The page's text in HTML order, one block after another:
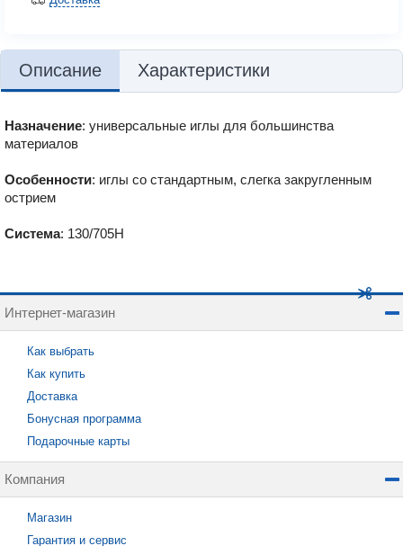
Описание Характеристики
Назначение: универсальные иглы для большинства
материалов
Особенности: иглы со стандартным, слегка закругленным
острием
Система: 130/705H
Интернет-магазин
Как выбрать
Как купить
Доставка
Бонусная программа
Подарочные карты
Компания
Магазин
Гарантия и сервис